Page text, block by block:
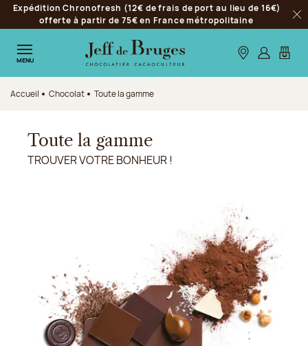
Aller à la navigation
Aller au contenu principal
Aller au pied de page
Expédition Chronofresh (12€ de frais de port au lieu de 16€)
offerte à partir de 75€ en France métropolitaine
MENU Nos boutiques
S’identifier
Mon
Accueil Chocolat Toute la gamme
Toute la gamme
TROUVER VOTRE BONHEUR !